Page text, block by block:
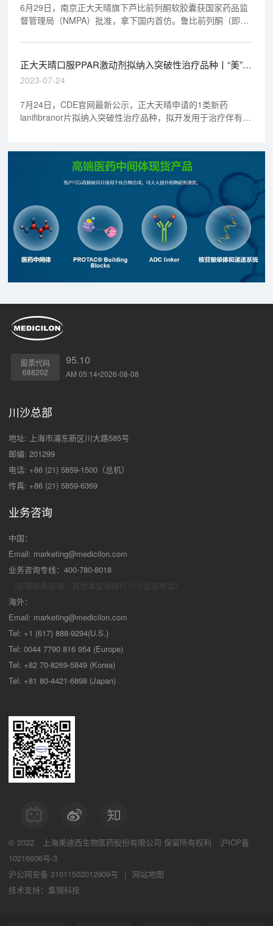
6月29日，南京正大天晴旗下芦比前列酮软胶囊获国家药品监
督管理局（NMPA）批准，拿下国内首仿。鲁比前列酮（即芦
正大天晴口服PPAR激动剂拟纳入突破性治疗品种丨“美”天
新药事
2023-07-24
7月24日，CDE官网最新公示，正大天晴申请的1类新药
lanifibranor片拟纳入突破性治疗品种，拟开发用于治疗伴有肝
PPAR激动剂，正大天晴通过一项超5000万美元的合作，获得
了该药在大中华区的开发、生产和商业化权利。
股票代码
688202
95.10
AM 05:14•2026-08-08
川沙总部
地址: 上海市浦东新区川大路585号
邮编: 201299
电话: +86 (21) 5859-1500（总机）
传真: +86 (21) 5859-6369
业务咨询
中国：
Email: marketing@medicilon.com
业务咨询专线：400-780-8018
海外：
Email: marketing@medicilon.com
Tel: +1 (617) 888-9294(U.S.)
Tel: 0044 7790 816 954 (Europe)
Tel: +82 70-8269-5849 (Korea)
Tel: +81 80-4421-6898 (Japan)
© 2022 上海美迪西生物医药股份有限公司 保留所有权利
沪ICP备
10216606号-3
沪公网安备 31011502012909号
|
网站地图
技术支持：集锦科技